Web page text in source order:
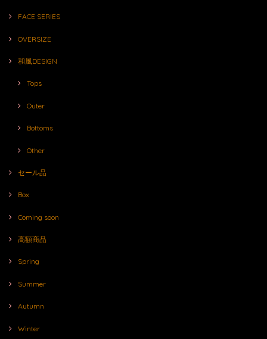
FACE SERIES
OVERSIZE
和風DESIGN
Tops
Outer
Bottoms
Other
セール品
Box
Coming soon
高額商品
Spring
Summer
Autumn
Winter